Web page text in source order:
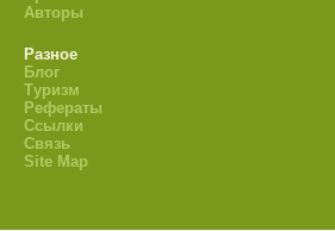
Авторы
Разное
Блог
Туризм
Рефераты
Ссылки
Связь
Site Map